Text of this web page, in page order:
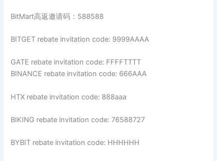
BitMart高返邀请码：588588
BITGET rebate invitation code: 9999AAAA
GATE rebate invitation code: FFFFTTTT
BINANCE rebate invitation code: 666AAA
HTX rebate invitation code: 888aaa
BIKING rebate invitation code: 76588727
BYBIT rebate invitation code: HHHHHH